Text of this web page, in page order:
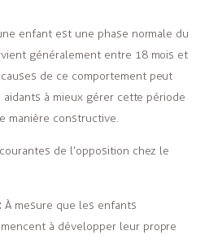
enfant est une phase normale du
généralement entre 18 mois et
de ce comportement peut
à mieux gérer cette période
manière constructive.
de l’opposition chez le
À mesure que les enfants
à développer leur propre